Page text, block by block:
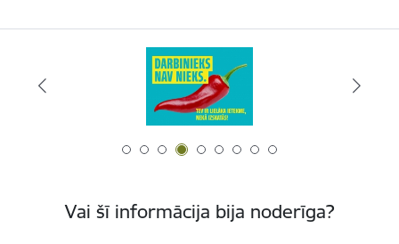
Vai šī informācija bija noderīga?